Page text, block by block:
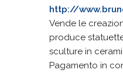
http://
Vende le
produce
sculture in
Pagamento in